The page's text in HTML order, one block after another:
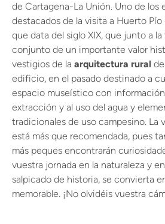
de Cartagena-La Unión. Uno de los
destacados de la visita a Huerto Pío
que data del siglo XIX, que junto a
conjunto de un importante valor
vestigios de la arquitectura rural
edificio, en el pasado destinado a
espacio museístico con
extracción y al uso del agua y
tradicionales de uso campesino. La
está más que recomendada, pues
más peques encontrarán
vuestra jornada en la naturaleza y
salpicado de historia, se convierta
memorable. ¡No olvidéis vuestra